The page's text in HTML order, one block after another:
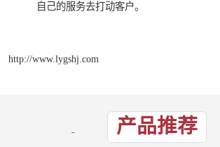
自己的服务去打动客户。
http://www.lygshj.com
产品推荐